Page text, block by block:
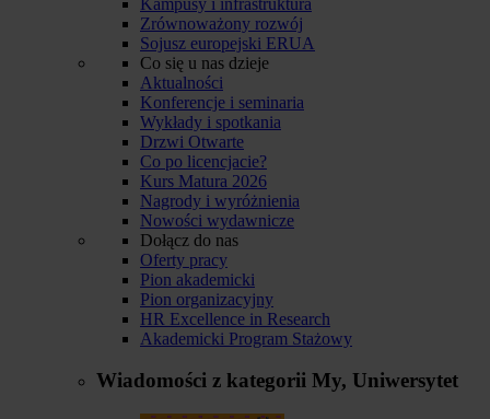
Zrównoważony rozwój
Sojusz europejski ERUA
Co się u nas dzieje
Aktualności
Konferencje i seminaria
Wykłady i spotkania
Drzwi Otwarte
Co po licencjacie?
Kurs Matura 2026
Nagrody i wyróżnienia
Nowości wydawnicze
Dołącz do nas
Oferty pracy
Pion akademicki
Pion organizacyjny
HR Excellence in Research
Akademicki Program Stażowy
Wiadomości z kategorii My, Uniwersytet